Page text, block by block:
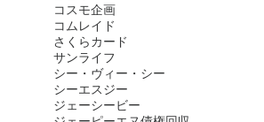
コスモ企画
コムレイド
さくらカード
サンライフ
シー・ヴィー・シー
シーエスジー
ジェーシービー